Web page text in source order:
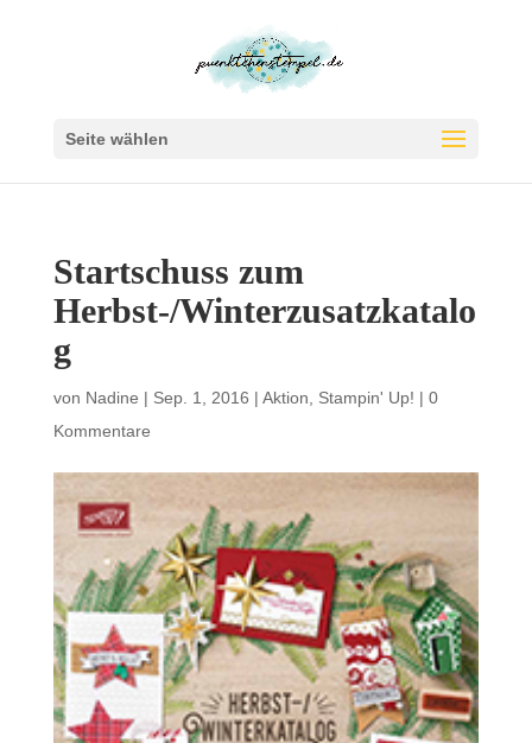
Seite wählen
Startschuss zum
Herbst-/Winterzusatzkatalo
g
von Nadine | Sep. 1, 2016 | Aktion Stampin' Up! | 0
Kommentare